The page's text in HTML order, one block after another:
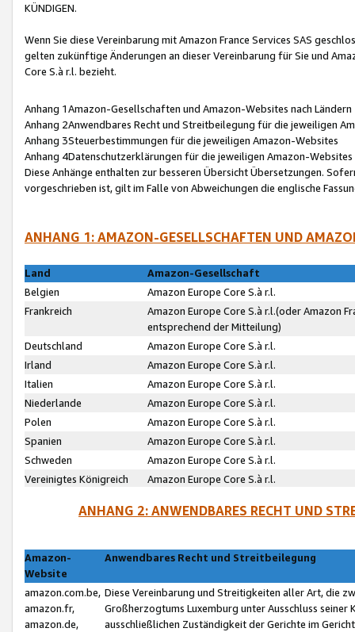
KÜNDIGEN.
Wenn Sie diese Vereinbarung mit Amazon France Services SAS
gelten zukünftige Änderungen an dieser Vereinbarung für Sie und
Core S.à r.l. bezieht.
Anhang 1Amazon-Gesellschaften und Amazon-Websites nach Ländern
Anhang 2Anwendbares Recht und Streitbeilegung für die jeweiligen
Anhang 3Steuerbestimmungen für die jeweiligen Amazon-Websites
Anhang 4Datenschutzerklärungen für die jeweiligen Amazon-Websites
Diese Anhänge enthalten zur besseren Übersicht Übersetzungen.
vorgeschrieben ist, gilt im Falle von Abweichungen die englische
ANHANG 1: AMAZON-GESELLSCHAFTEN UND
Land
Amazon-Gesellschaft
Belgien
Amazon Europe Core S.à r.l.
Frankreich
Amazon Europe Core S.à r.l.(oder Amazon
entsprechend der Mitteilung)
Deutschland
Amazon Europe Core S.à r.l.
Irland
Amazon Europe Core S.à r.l.
Italien
Amazon Europe Core S.à r.l.
Niederlande
Amazon Europe Core S.à r.l.
Polen
Amazon Europe Core S.à r.l.
Spanien
Amazon Europe Core S.à r.l.
Schweden
Amazon Europe Core S.à r.l.
Vereinigtes Königreich
Amazon Europe Core S.à r.l.
ANHANG 2: ANWENDBARES RECHT UND
Amazon-
Website
Anwendbares Recht und Streitbeilegung
amazon.com.be,
amazon.fr,
amazon.de,
Diese Vereinbarung und Streitigkeiten aller Art, die
Großherzogtums Luxemburg unter Ausschluss
ausschließlichen Zuständigkeit der Gerichte im